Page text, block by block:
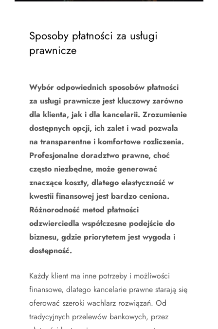
Sposoby płatności za usługi
prawnicze
Wybór odpowiednich sposobów płatności
za usługi prawnicze jest kluczowy zarówno
dla klienta, jak i dla kancelarii. Zrozumienie
dostępnych opcji, ich zalet i wad pozwala
na transparentne i komfortowe rozliczenia.
Profesjonalne doradztwo prawne, choć
często niezbędne, może generować
znaczące koszty, dlatego elastyczność w
kwestii finansowej jest bardzo ceniona.
Różnorodność metod płatności
odzwierciedla współczesne podejście do
biznesu, gdzie priorytetem jest wygoda i
dostępność.
Każdy klient ma inne potrzeby i możliwości
finansowe, dlatego kancelarie prawne starają się
oferować szeroki wachlarz rozwiązań. Od
tradycyjnych przelewów bankowych, przez